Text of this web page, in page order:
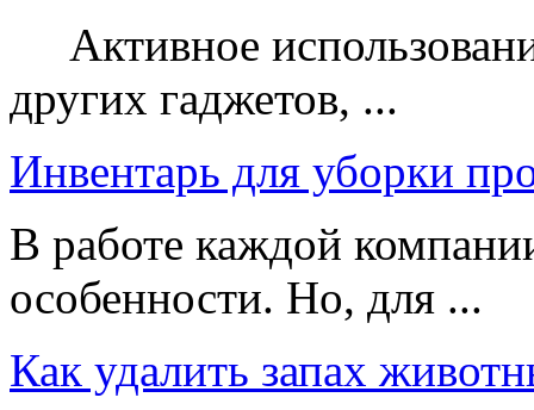
Активное
других гаджетов, ...
Инвентарь для уборки
В работе каждой
особенности. Но, для ...
Как удалить запах